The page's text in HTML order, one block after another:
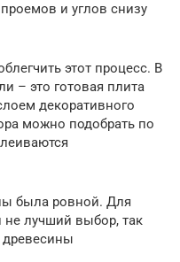
и углов снизу
этот процесс. В
– это готовая плита
декоративного
можно подобрать по
была ровной. Для
не лучший выбор, так
древесины